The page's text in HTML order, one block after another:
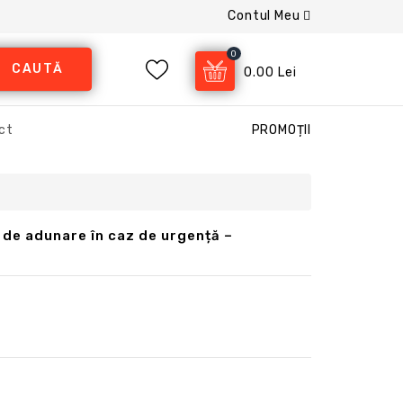
Contul Meu
CAUTĂ
0
0.00 Lei
PROMOȚII
adunare în caz de urgență –